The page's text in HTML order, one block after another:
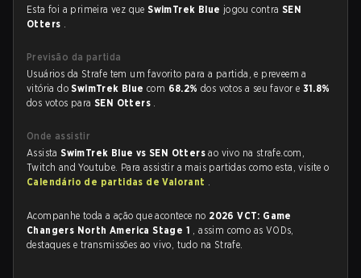
Esta foi a primeira vez queSwimTrek Blue jogou contraSEN
Otters .
Previsão da partida
Usuários da Strafe tem um favorito para a partida, e preveem a
vitória doSwimTrek Bluecom 68.2%dos votos a seu favor e 31.8%
dos votos para SEN Otters .
Onde assistir
AssistaSwimTrek Blue vs SEN Ottersao vivo na strafe.com,
Twitch and Youtube. Para assistir a mais partidas como esta, visite o
Calendário de partidas de Valorant .
Acompanhe toda a ação que acontece no 2026 VCT: Game
Changers North America Stage 1 , assim como as VODs,
destaques e transmissões ao vivo, tudo na Strafe.